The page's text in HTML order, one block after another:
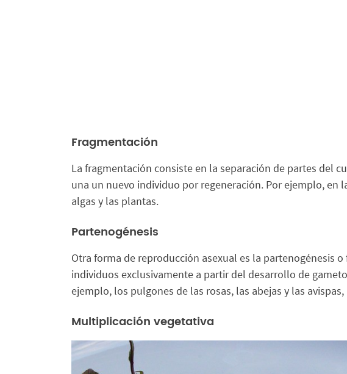
Fragmentación
La fragmentación consiste en la separación de partes del
una un nuevo individuo por regeneración. Por ejemplo, en
algas y las plantas.
Partenogénesis
Otra forma de reproducción asexual es la partenogénesis
individuos exclusivamente a partir del desarrollo de
ejemplo, los pulgones de las rosas, las abejas y las avispas,
Multiplicación vegetativa